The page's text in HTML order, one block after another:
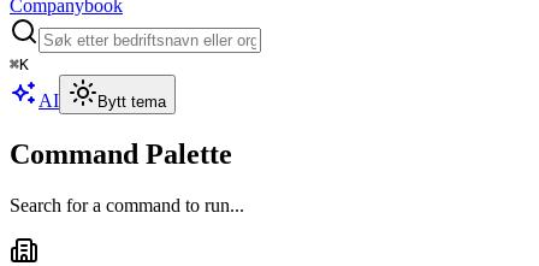
Companybook
⌘K
AI Bytt tema
Command Palette
Search for a command to run...